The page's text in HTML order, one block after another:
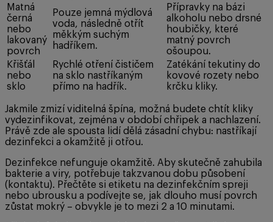
Matná
černá
nebo
lakovaný
povrch
Pouze jemná mýdlová
voda, následně otřít
měkkým suchým
hadříkem.
Přípravky na bázi
alkoholu nebo drsné
houbičky, které
matný povrch
ošoupou.
Křišťál
nebo
sklo
Rychlé otření čističem
na sklo nastříkaným
přímo na hadřík.
Zatékání tekutiny do
kovové rozety nebo
krčku kliky.
Jakmile zmizí viditelná špína, možná budete chtít kliky
vydezinfikovat, zejména v období chřipek a nachlazení.
Právě zde ale spousta lidí dělá zásadní chybu: nastříkají
dezinfekci a okamžitě ji otřou.
Dezinfekce nefunguje okamžitě. Aby skutečně zahubila
bakterie a viry, potřebuje takzvanou dobu působení
(kontaktu). Přečtěte si etiketu na dezinfekčním spreji
nebo ubrousku a podívejte se, jak dlouho musí povrch
zůstat mokrý – obvykle je to mezi 2 a 10 minutami.